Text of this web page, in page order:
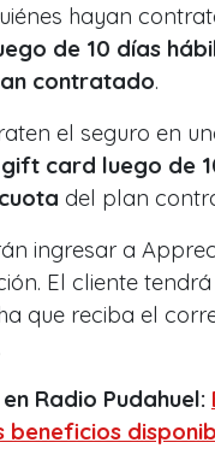
hayan
de 10 días
contratado.
el seguro en
card luego de
del plan
ingresar a
El cliente
que reciba el
Radio Pudahuel:
beneficios